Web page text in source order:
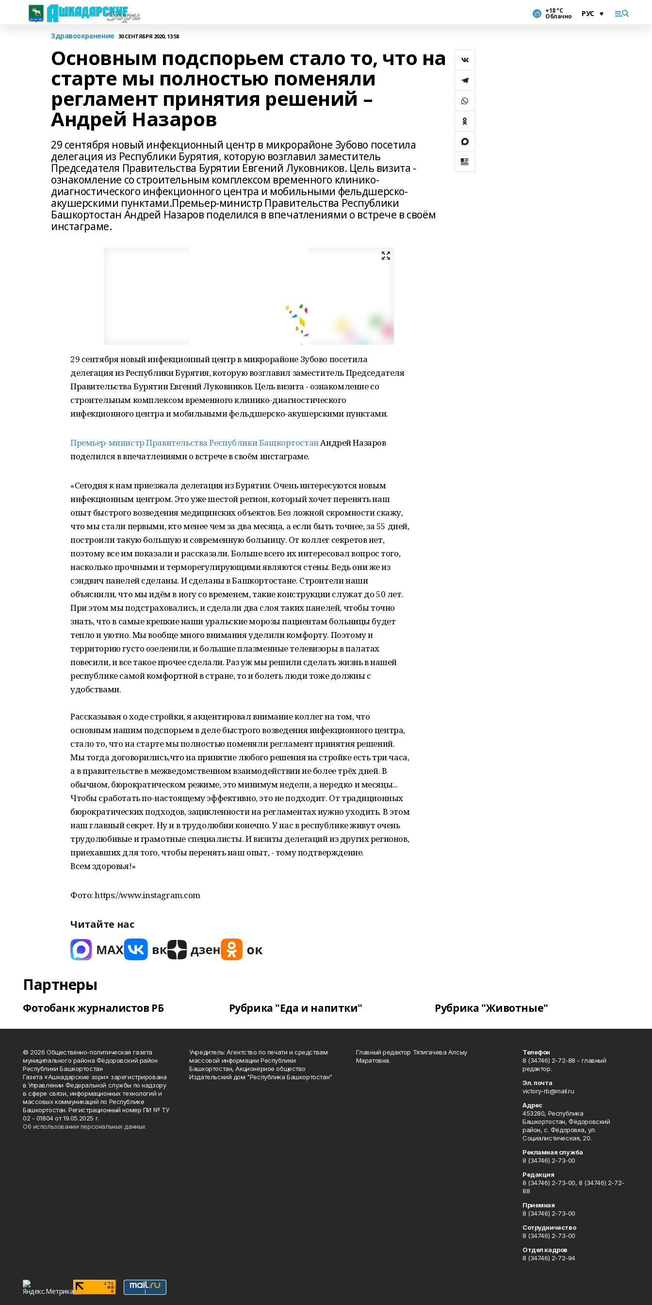
+18 °С
Облачно
Здравоохранение 30 СЕНТЯБРЯ 2020, 13:58
Основным подспорьем стало то, что на
старте мы полностью поменяли
регламент принятия решений –
Андрей Назаров
29 сентября новый инфекционный центр в микрорайоне Зубово посетила
делегация из Республики Бурятия, которую возглавил заместитель
Председателя Правительства Бурятии Евгений Луковников. Цель визита -
ознакомление со строительным комплексом временного клинико-
диагностического инфекционного центра и мобильными фельдшерско-
акушерскими пунктами.Премьер-министр Правительства Республики
Башкортостан Андрей Назаров поделился в впечатлениями о встрече в своём
инстаграме.
29 сентября новый инфекционный центр в микрорайоне Зубово посетила
делегация из Республики Бурятия, которую возглавил заместитель Председателя
Правительства Бурятии Евгений Луковников. Цель визита - ознакомление со
строительным комплексом временного клинико-диагностического
инфекционного центра и мобильными фельдшерско-акушерскими пунктами.
Премьер-министрПравительства Республики БашкортостанАндрей Назаров
поделился в впечатлениями о встрече в своём инстаграме.
«Сегодня к нам приезжала делегация из Бурятии. Очень интересуются новым
инфекционным центром. Это уже шестой регион, который хочет перенять наш
опыт быстрого возведения медицинских объектов. Без ложной скромности скажу,
что мы стали первыми, кто менее чем за два месяца, а если быть точнее, за 55 дней,
построили такую большую и современную больницу. От коллег секретов нет,
поэтому все им показали и рассказали. Больше всего их интересовал вопрос того,
насколько прочными и терморегулирующими являются стены. Ведь они же из
сэндвич панелей сделаны. И сделаны в Башкортостане. Строители наши
объяснили, что мы идём в ногу со временем, такие конструкции служат до 50 лет.
При этом мы подстраховались, и сделали два слоя таких панелей, чтобы точно
знать, что в самые крепкие наши уральские морозы пациентам больницы будет
тепло и уютно. Мы вообще много внимания уделили комфорту. Поэтому и
территорию густо озеленили, и большие плазменные телевизоры в палатах
повесили, и все такое прочее сделали. Раз уж мы решили сделать жизнь в нашей
республике самой комфортной в стране, то и болеть люди тоже должны с
удобствами.
Рассказывая о ходе стройки, я акцентировал внимание коллег на том, что
основным нашим подспорьем в деле быстрого возведения инфекционного центра,
стало то, что на старте мы полностью поменяли регламент принятия решений.
Мы тогда договорились,что на принятие любого решения на стройке есть три часа,
а в правительстве в межведомственном взаимодействии не более трёх дней. В
обычном, бюрократическом режиме, это минимум недели, а нередко и месяцы...
Чтобы сработать по-настоящему эффективно, это не подходит. От традиционных
бюрократических подходов, зацикленности на регламентах нужно уходить. В этом
наш главный секрет. Ну и в трудолюбии конечно. У нас в республике живут очень
трудолюбивые и грамотные специалисты. И визиты делегаций из других регионов,
приехавших для того, чтобы перенять наш опыт, - тому подтверждение.
Всем здоровья!»
Фото: https://www.instagram.com
Читайте нас
Партнеры
Фотобанк журналистов РБ Рубрика "Еда и напитки" Рубрика "Животные"
© 2026 Общественно-политическая газета
муниципального района Фёдоровский район
Республики Башкортостан
Газета «Ашкадарские зори» зарегистрирована
в Управлении Федеральной службы по надзору
в сфере связи, информационных технологий и
массовых коммуникаций по Республике
Башкортостан. Регистрационный номер ПИ № ТУ
02 - 01804 от 19.05.2025 г.
Об использовании персональных данных
Учредитель: Агентство по печати и средствам
массовой информации Республики
Башкортостан, Акционерное общество
Издательский дом "Республика Башкортостан"
Главный редактор Тятигачева Алсыу
Маратовна.
Телефон
8 (34746) 2-72-88 - главный
редактор.
Эл. почта
victory-rb@mail.ru
Адрес
453280, Республика
Башкортостан, Фёдоровский
район, с. Фёдоровка, ул.
Социалистическая, 20.
Рекламная служба
8 (34746) 2-73-00
Редакция
8 (34746) 2-73-00, 8 (34746) 2-72-
88
Приемная
8 (34746) 2-73-00
Сотрудничество
8 (34746) 2-73-00
Отдел кадров
8 (34746) 2-72-94